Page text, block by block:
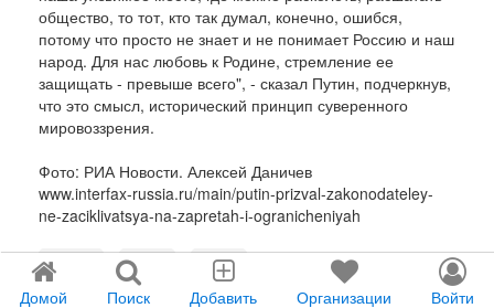
Домой Поиск Добавить Организации Войти
общество, то тот, кто так думал, конечно, ошибся,
потому что просто не знает и не понимает Россию и наш
народ. Для нас любовь к Родине, стремление ее
защищать - превыше всего", - сказал Путин, подчеркнув,
что это смысл, исторический принцип суверенного
мировоззрения.
Фото: РИА Новости. Алексей Даничев
www.interfax-russia.ru/main/putin-prizval-zakonodateley-
ne-zaciklivatsya-na-zapretah-i-ogranicheniyah
7921
2